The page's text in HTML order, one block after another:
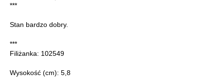
***
Stan bardzo dobry.
***
Filiżanka: 102549
Wysokość (cm): 5,8